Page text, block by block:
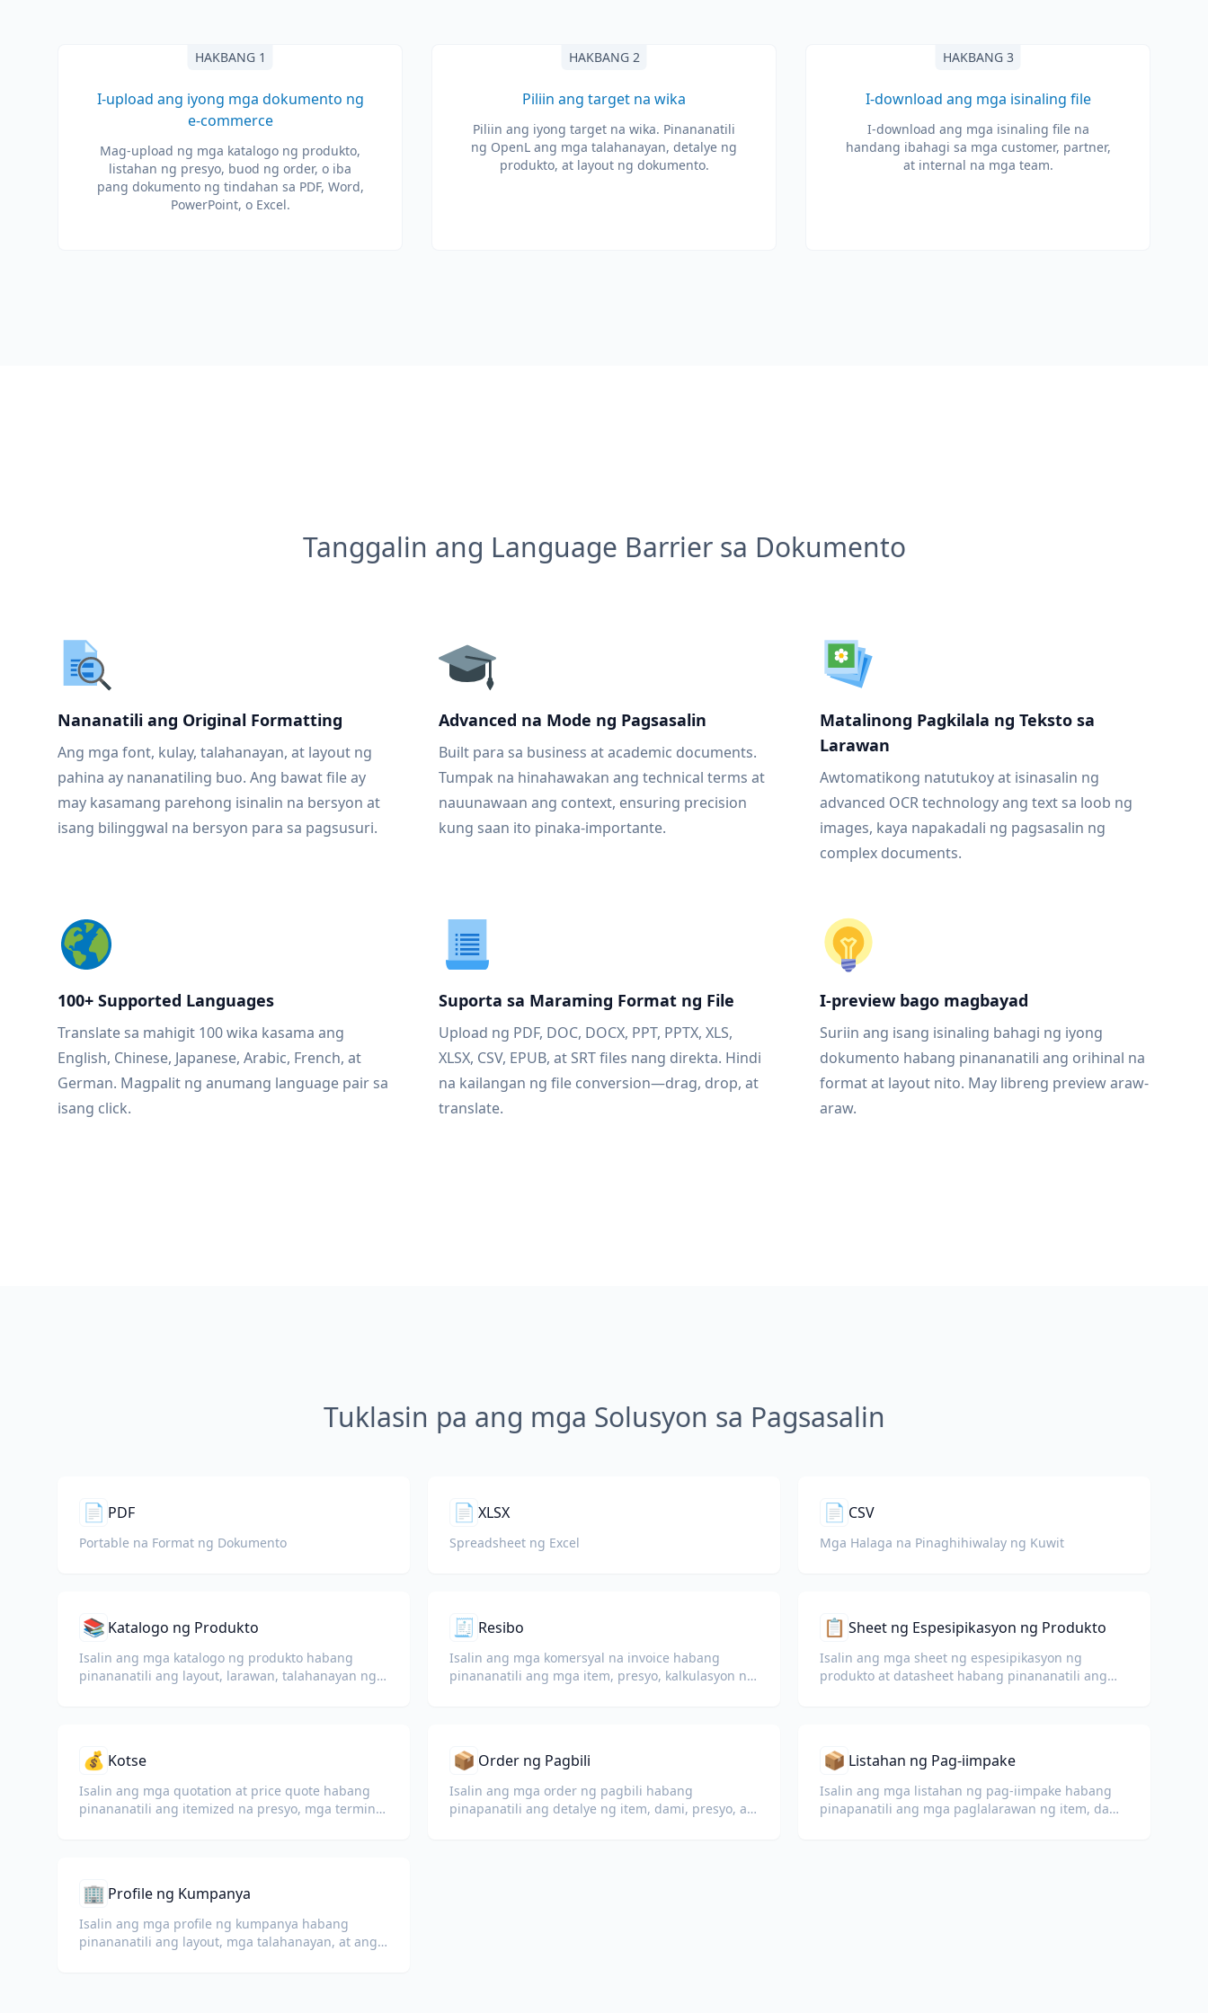
HAKBANG 1
I-upload ang iyong mga dokumento ng
e-commerce
Mag-upload ng mga katalogo ng produkto,
listahan ng presyo, buod ng order, o iba
pang dokumento ng tindahan sa PDF, Word,
PowerPoint, o Excel.
HAKBANG 2
Piliin ang target na wika
Piliin ang iyong target na wika. Pinananatili
ng OpenL ang mga talahanayan, detalye ng
produkto, at layout ng dokumento.
HAKBANG 3
I-download ang mga isinaling file
I-download ang mga isinaling file na
handang ibahagi sa mga customer, partner,
at internal na mga team.
Tanggalin ang Language Barrier sa Dokumento
Nananatili ang Original Formatting
Ang mga font, kulay, talahanayan, at layout ng
pahina ay nananatiling buo. Ang bawat file ay
may kasamang parehong isinalin na bersyon at
isang bilinggwal na bersyon para sa pagsusuri.
Advanced na Mode ng Pagsasalin
Built para sa business at academic documents.
Tumpak na hinahawakan ang technical terms at
nauunawaan ang context, ensuring precision
kung saan ito pinaka-importante.
Matalinong Pagkilala ng Teksto sa
Larawan
Awtomatikong natutukoy at isinasalin ng
advanced OCR technology ang text sa loob ng
images, kaya napakadali ng pagsasalin ng
complex documents.
100+ Supported Languages
Translate sa mahigit 100 wika kasama ang
English, Chinese, Japanese, Arabic, French, at
German. Magpalit ng anumang language pair sa
isang click.
Suporta sa Maraming Format ng File
Upload ng PDF, DOC, DOCX, PPT, PPTX, XLS,
XLSX, CSV, EPUB, at SRT files nang direkta. Hindi
na kailangan ng file conversion—drag, drop, at
translate.
I-preview bago magbayad
Suriin ang isang isinaling bahagi ng iyong
dokumento habang pinananatili ang orihinal na
format at layout nito. May libreng preview araw-
araw.
Tuklasin pa ang mga Solusyon sa Pagsasalin
📄 PDF
Portable na Format ng Dokumento
📄 XLSX
Spreadsheet ng Excel
📄 CSV
Mga Halaga na Pinaghihiwalay ng Kuwit
📚 Katalogo ng Produkto
Isalin ang mga katalogo ng produkto habang
pinananatili ang layout, larawan, talahanayan ng
🧾 Resibo
Isalin ang mga komersyal na invoice habang
pinananatili ang mga item, presyo, kalkulasyon ng
📋 Sheet ng Espesipikasyon ng Produkto
Isalin ang mga sheet ng espesipikasyon ng
produkto at datasheet habang pinananatili ang
💰 Kotse
Isalin ang mga quotation at price quote habang
pinananatili ang itemized na presyo, mga termino,
📦 Order ng Pagbili
Isalin ang mga order ng pagbili habang
pinapanatili ang detalye ng item, dami, presyo, at
📦 Listahan ng Pag-iimpake
Isalin ang mga listahan ng pag-iimpake habang
pinapanatili ang mga paglalarawan ng item, dami,
🏢 Profile ng Kumpanya
Isalin ang mga profile ng kumpanya habang
pinananatili ang layout, mga talahanayan, at ang